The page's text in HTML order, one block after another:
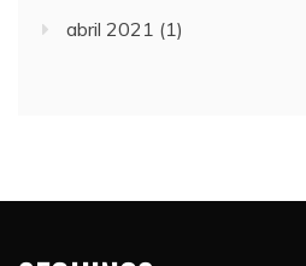
abril 2021 (1)